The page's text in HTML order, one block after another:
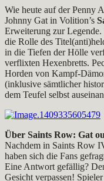
Wie heute auf der Penny
Johnny Gat in Volition’s
Erweiterung zur
die Rolle des
in die Tiefen der Hölle
verflixten Hexenbretts.
Horden von Kampf-
(inklusive sämtlicher
dem Teufel selbst
Über Saints Row: Gat
Nachdem in Saints Row
haben sich die Fans
Eine Antwort gefällig?
Gesicht verpassen!